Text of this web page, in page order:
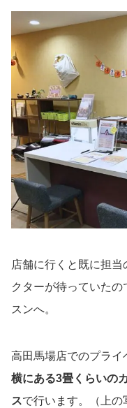
店舗に行くと既に担当
クターが待っていた
スンへ。
高田馬場店でのプライ
横にある3畳くらいの
スで行います。（上の